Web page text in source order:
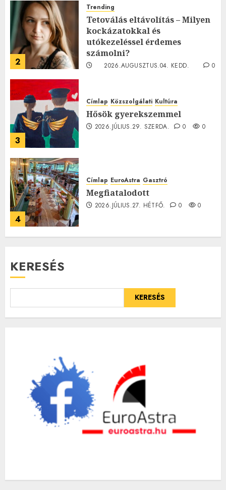
2
Trending
Tetoválás eltávolítás – Milyen
kockázatokkal és
utókezeléssel érdemes
számolni?
2026.AUGUSZTUS.04. KEDD.
0
3
Címlap Közszolgálati Kultúra
Hősök gyerekszemmel
2026.JÚLIUS.29. SZERDA. 0 0
4
Címlap EuroAstra Gasztró
Megfiatalodott
2026.JÚLIUS.27. HÉTFŐ. 0 0
KERESÉS
KERESÉS